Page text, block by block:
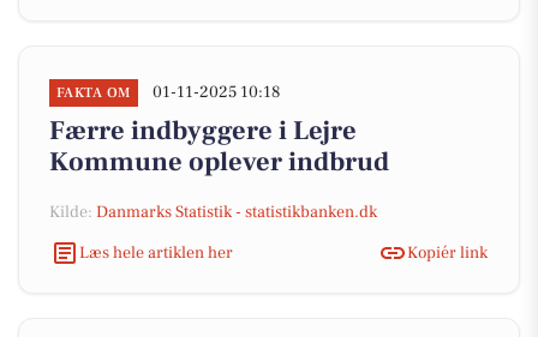
FAKTA OM 01-11-2025 10:18
Færre indbyggere i Lejre
Kommune oplever indbrud
Kilde: Danmarks Statistik - statistikbanken.dk
Læs hele artiklen her
Kopiér link